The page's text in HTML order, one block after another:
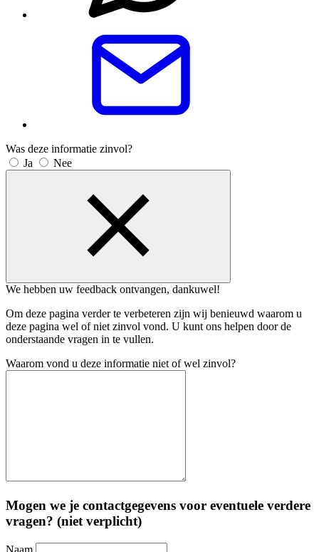
Was deze informatie zinvol?
Ja
Nee
We hebben uw feedback ontvangen, dankuwel!
Om deze pagina verder te verbeteren zijn wij benieuwd waarom u
deze pagina wel of niet zinvol vond. U kunt ons helpen door de
onderstaande vragen in te vullen.
Waarom vond u deze informatie niet of wel zinvol?
Mogen we je contactgegevens voor eventuele verdere
vragen? (niet verplicht)
Naam